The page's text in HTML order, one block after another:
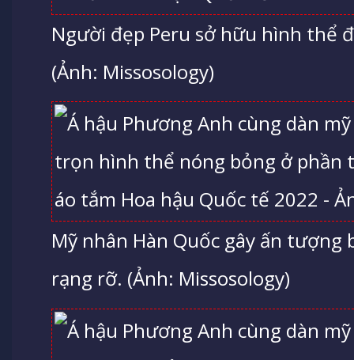
Người đẹp Peru sở hữu hình thể
(Ảnh: Missosology)
Mỹ nhân Hàn Quốc gây ấn
rạng rỡ. (Ảnh: Missosology)